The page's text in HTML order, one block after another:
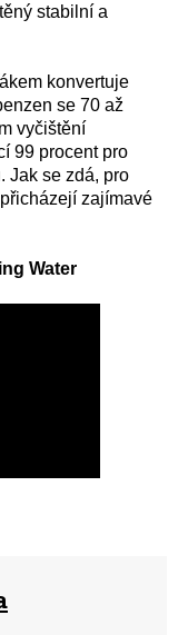
stabilní a
konvertuje
se 70 až
vyčištění
99 procent pro
Jak se zdá, pro
zajímavé
Water